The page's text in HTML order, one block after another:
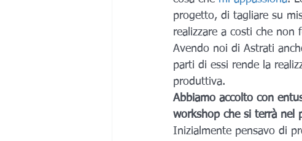
progetto, di tagliare su
realizzare a costi che non
Avendo noi di Astrati
parti di essi rende la
produttiva.
Abbiamo accolto con
workshop che si terrà nel
Inizialmente pensavo di